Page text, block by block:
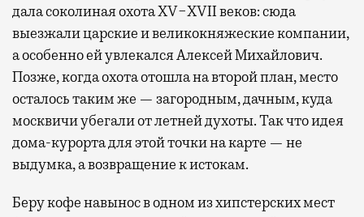
дала соколиная охота XV−XVII веков: сюда
выезжали царские и великокняжеские компании,
а особенно ей увлекался Алексей Михайлович.
Позже, когда охота отошла на второй план, место
осталось таким же — загородным, дачным, куда
москвичи убегали от летней духоты. Так что идея
дома-курорта для этой точки на карте — не
выдумка, а возвращение к истокам.
Беру кофе навынос в одном из хипстерских мест